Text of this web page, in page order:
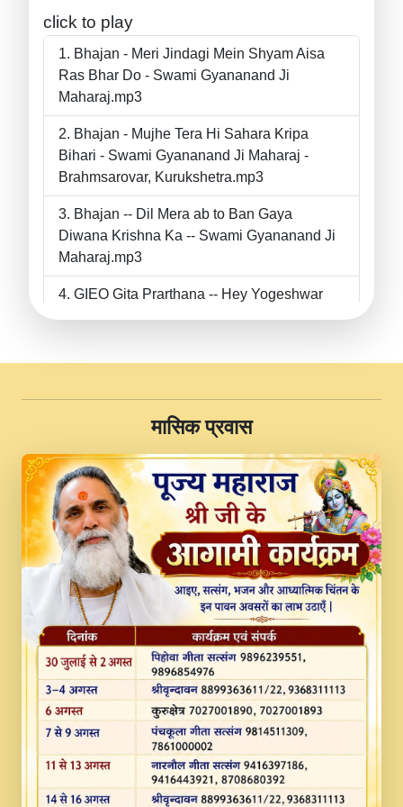
click to play
Bhajan - Meri Jindagi Mein Shyam Aisa
Ras Bhar Do - Swami Gyananand Ji
Maharaj.mp3
Bhajan - Mujhe Tera Hi Sahara Kripa
Bihari - Swami Gyananand Ji Maharaj -
Brahmsarovar, Kurukshetra.mp3
Bhajan -- Dil Mera ab to Ban Gaya
Diwana Krishna Ka -- Swami Gyananand Ji
Maharaj.mp3
GIEO Gita Prarthana -- Hey Yogeshwar
II Swami Gyananand Ji Maharaj.mp3
JINU SATGURU AAP BULAVE by Rasik
Pawan ji 20-11-19 Sankirtan At VEER JI
PRABHU KUTEER CHANNEL.mp3
Kina Sohna Tera Bhawan Sajaya Mata
Vaishno Devi Aarti Mata Rani Bhajan By
Lakhwinder Wadali Ji.mp3
MERE MANN VICH KANTH KALER
NEW PUNAJBI DEVOTIONAL SONG 2017
FULL VIDEO HD.mp3
Na To Roop Hai Bindu Ji Maharaj Pad - A
Divine Bhajan by Shri Indresh Ji
#BhaktiPath.mp3
Radha Rani Ki Kirpa Best Devotional
Song By Chitra Vichitra.mp3
​मासिक प्रवास